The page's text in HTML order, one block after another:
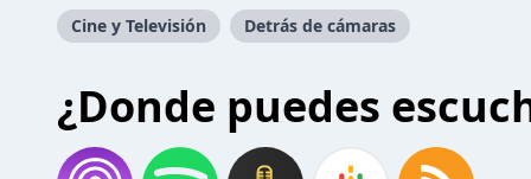
Cine y Televisión Detrás de cámaras
¿Donde puedes